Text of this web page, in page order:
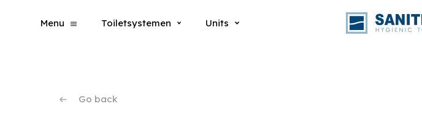
Menu Toiletsystemen Units
Go back